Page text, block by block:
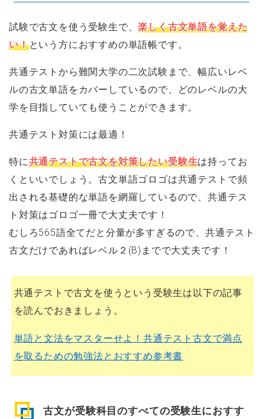
試験で古文を使う受験生で、楽しく古文単語を覚えた
い！という方におすすめの単語帳です。
共通テストから難関大学の二次試験まで、幅広いレベ
ルの古文単語をカバーしているので、どのレベルの大
学を目指していても使うことができます。
共通テスト対策には最適！
特に共通テストで古文を対策したい受験生は持ってお
くといいでしょう。古文単語ゴロゴは共通テストで頻
出される基礎的な単語を網羅しているので、共通テス
ト対策はゴロゴ一冊で大丈夫です！
むしろ565語全てだと分量が多すぎるので、共通テスト
古文だけであればレベル２(B)までで大丈夫です！
共通テストで古文を使うという受験生は以下の記事
を読んでおきましょう。
単語と文法をマスターせよ！共通テスト古文で満点
を取るための勉強法とおすすめ参考書
古文が受験科目のすべての受験生におすす